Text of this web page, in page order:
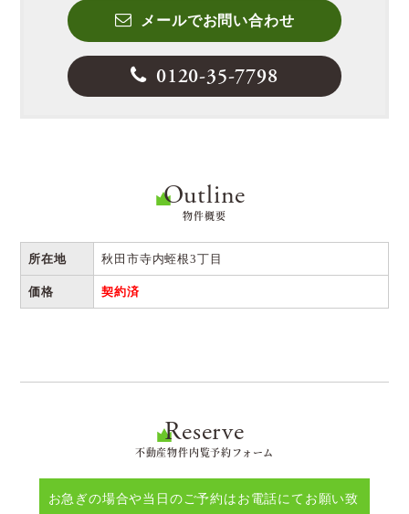
メールでお問い合わせ
0120-35-7798
Outline
物件概要
所在地 秋田市寺内蛭根3丁目
価格 契約済
Reserve
不動産物件内覧予約フォーム
お急ぎの場合や当日のご予約はお電話にてお願い致